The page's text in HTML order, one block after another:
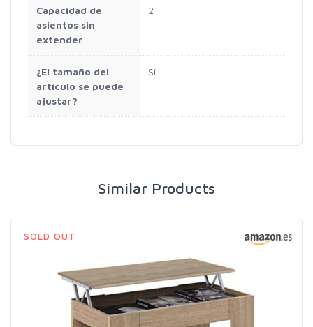
Capacidad de
asientos sin
extender
2
¿El tamaño del
artículo se puede
ajustar?
Sí
Similar Products
SOLD OUT